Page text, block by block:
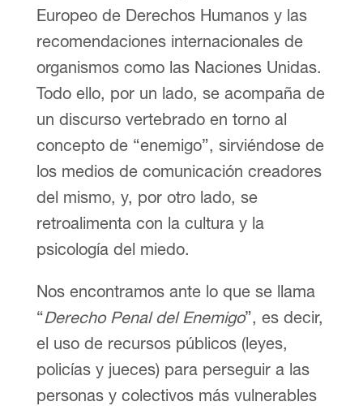
Europeo de Derechos Humanos y las
recomendaciones internacionales de
organismos como las Naciones Unidas.
Todo ello, por un lado, se acompaña de
un discurso vertebrado en torno al
concepto de “enemigo”, sirviéndose de
los medios de comunicación creadores
del mismo, y, por otro lado, se
retroalimenta con la cultura y la
psicología del miedo.
Nos encontramos ante lo que se llama
“Derecho Penal del Enemigo”, es decir,
el uso de recursos públicos (leyes,
policías y jueces) para perseguir a las
personas y colectivos más vulnerables